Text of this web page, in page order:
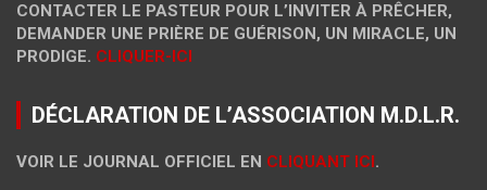
CONTACTER LE PASTEUR POUR L’INVITER À PRÊCHER,
DEMANDER UNE PRIÈRE DE GUÉRISON, UN MIRACLE, UN
PRODIGE. CLIQUER-ICI
DÉCLARATION DE L’ASSOCIATION M.D.L.R.
VOIR LE JOURNAL OFFICIEL EN CLIQUANT ICI.